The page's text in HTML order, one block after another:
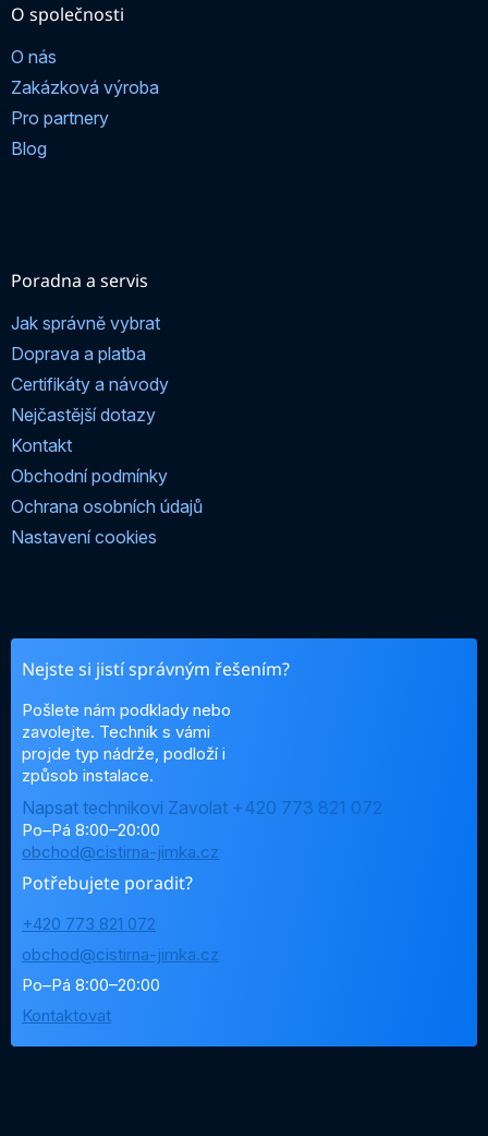
O společnosti
O nás
Zakázková výroba
Pro partnery
Blog
Poradna a servis
Jak správně vybrat
Doprava a platba
Certifikáty a návody
Nejčastější dotazy
Kontakt
Obchodní podmínky
Ochrana osobních údajů
Nastavení cookies
Nejste si jistí správným řešením?
Pošlete nám podklady nebo
zavolejte. Technik s vámi
projde typ nádrže, podloží i
způsob instalace.
Napsat technikovi Zavolat +420 773 821 072
Po–Pá 8:00–20:00
obchod@cistirna-jimka.cz
Potřebujete poradit?
+420 773 821 072
obchod@cistirna-jimka.cz
Po–Pá 8:00–20:00
Kontaktovat